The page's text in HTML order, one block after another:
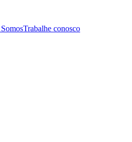
Trabalhe conosco